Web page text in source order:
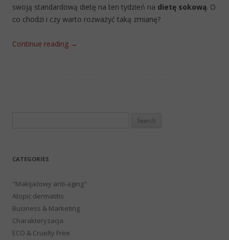
swoją standardową dietę na ten tydzień na dietę sokową. O
co chodzi i czy warto rozważyć taką zmianę?
Continue reading →
CATEGORIES
"Makijażowy anti-aging"
Atopic dermatitis
Business & Marketing
Charakteryzacja
ECO & Cruelty Free